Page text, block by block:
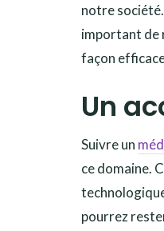
notre
important de
façon
Un
Suivre un
ce domaine.
pourrez